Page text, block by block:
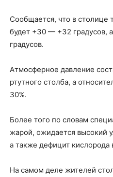
Сообщается, что в столице
будет +30 — +32 градусов,
градусов.
Атмосферное давление
ртутного столба, а
30%.
Более того по словам
жарой, ожидается высокий
а также дефицит кислорода
На самом деле жителей